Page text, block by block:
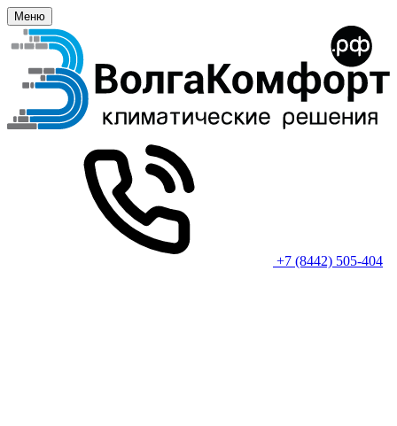
Меню
+7 (8442) 505-404